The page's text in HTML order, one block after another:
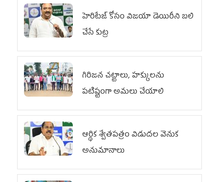
హెరిటేజ్ కోసం విజయా డెయిరీని బలి
చేసే కుట్ర‌
గిరిజన చట్టాలు, హక్కులను
పటిష్టంగా అమలు చేయాలి
ఆర్థిక శ్వేతపత్రం విడుదల వెనుక
అనుమానాలు